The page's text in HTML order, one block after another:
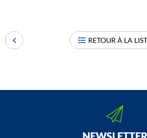
RETOUR À LA